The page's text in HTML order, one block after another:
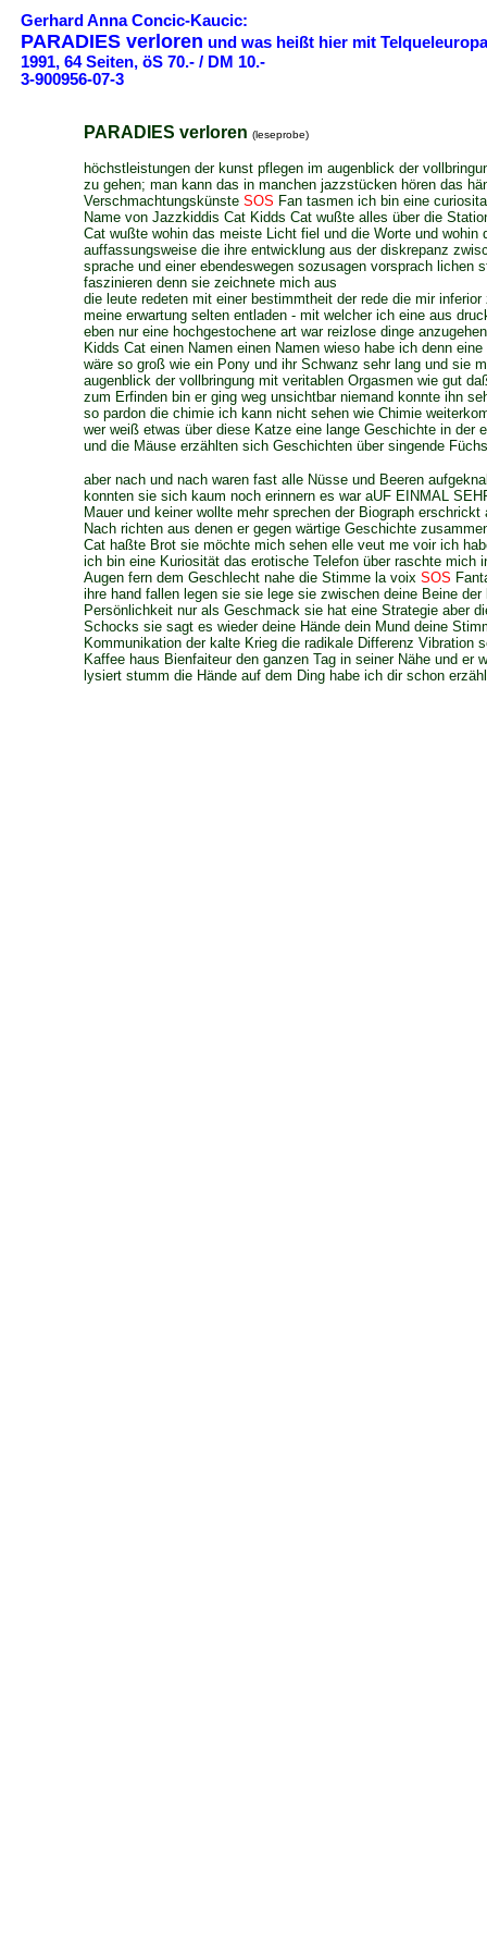
Gerhard Anna Concic-Kaucic:
PARADIES verloren und was heißt hier mit Telqueleuropa
1991, 64 Seiten, öS 70.- / DM 10.-
3-900956-07-3
PARADIES verloren (leseprobe)
höchstleistungen der kunst pflegen im augenblick der
zu gehen; man kann das in manchen jazzstücken hören das
Verschmachtungskünste SOS Fan tasmen ich bin eine
Name von Jazzkiddis Cat Kidds Cat wußte alles über die
Cat wußte wohin das meiste Licht fiel und die Worte und wohin
auffassungsweise die ihre entwicklung aus der diskrepanz
sprache und einer ebendeswegen sozusagen vorsprach lichen
faszinieren denn sie zeichnete mich aus
die leute redeten mit einer bestimmtheit der rede die mir
meine erwartung selten entladen - mit welcher ich eine aus
eben nur eine hochgestochene art war reizlose dinge
Kidds Cat einen Namen einen Namen wieso habe ich denn
wäre so groß wie ein Pony und ihr Schwanz sehr lang und sie
augenblick der vollbringung mit veritablen Orgasmen wie gut
zum Erfinden bin er ging weg unsichtbar niemand konnte ihn
so pardon die chimie ich kann nicht sehen wie Chimie
wer weiß etwas über diese Katze eine lange Geschichte in der
und die Mäuse erzählten sich Geschichten über singende
aber nach und nach waren fast alle Nüsse und Beeren
konnten sie sich kaum noch erinnern es war aUF EINMAL
Mauer und keiner wollte mehr sprechen der Biograph
Nach richten aus denen er gegen wärtige Geschichte
Cat haßte Brot sie möchte mich sehen elle veut me voir ich
ich bin eine Kuriosität das erotische Telefon über raschte mich
Augen fern dem Geschlecht nahe die Stimme la voix SOS
ihre hand fallen legen sie sie lege sie zwischen deine Beine
Persönlichkeit nur als Geschmack sie hat eine Strategie aber
Schocks sie sagt es wieder deine Hände dein Mund deine
Kommunikation der kalte Krieg die radikale Differenz Vibration
Kaffee haus Bienfaiteur den ganzen Tag in seiner Nähe und er
lysiert stumm die Hände auf dem Ding habe ich dir schon